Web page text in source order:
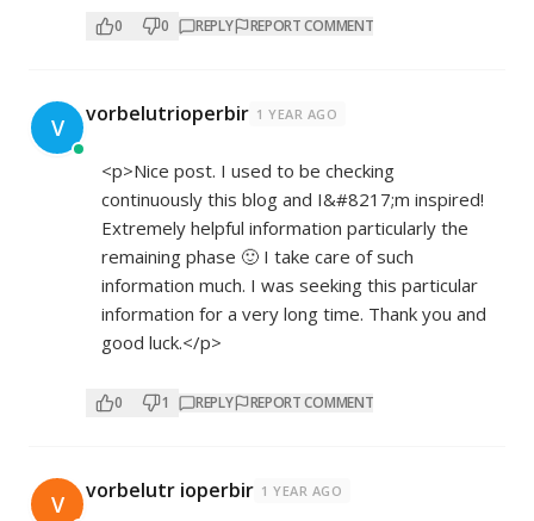
0 0 REPLY REPORT COMMENT
V vorbelutrioperbir 1 YEAR AGO
<p>Nice post. I used to be checking
continuously this blog and I&#8217;m inspired!
Extremely helpful information particularly the
remaining phase 🙂 I take care of such
information much. I was seeking this particular
information for a very long time. Thank you and
good luck.</p>
0 1 REPLY REPORT COMMENT
V vorbelutr ioperbir 1 YEAR AGO